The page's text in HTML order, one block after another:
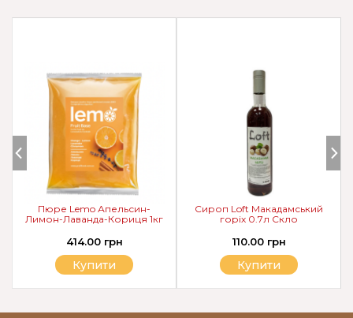
Сироп Loft Макадамський
горіх 0.7л Скло
110.00 грн
Купити
Пюре Lemo Апельсин-
Лимон-Лаванда-Кориця 1кг
414.00 грн
Купити